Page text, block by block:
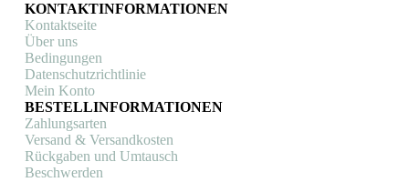
KONTAKTINFORMATIONEN
Kontaktseite
Über uns
Bedingungen
Datenschutzrichtlinie
Mein Konto
BESTELLINFORMATIONEN
Zahlungsarten
Versand & Versandkosten
Rückgaben und Umtausch
Beschwerden